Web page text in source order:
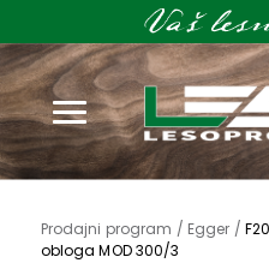
Prodajni program / Egger /
obloga MOD 300/3